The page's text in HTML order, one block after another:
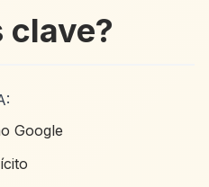
clave?
Google